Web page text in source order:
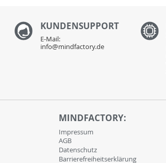
KUNDENSUPPORT
E-Mail:
info@mindfactory.de
MINDFACTORY:
Impressum
AGB
Datenschutz
Barrierefreiheitserklärung